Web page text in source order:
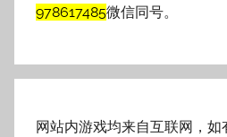
978617485微信同号。
网站内游戏均来自互联网，